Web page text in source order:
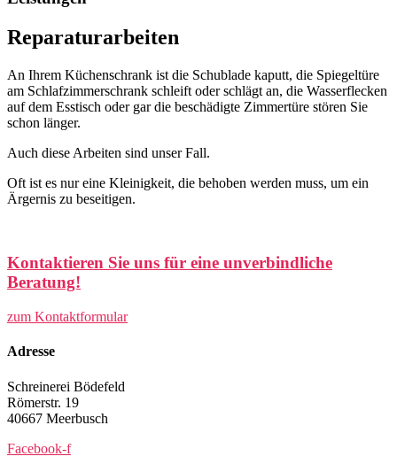
Reparaturarbeiten
An Ihrem Küchenschrank ist die Schublade kaputt, die Spiegeltüre
am Schlafzimmerschrank schleift oder schlägt an, die Wasserflecken
auf dem Esstisch oder gar die beschädigte Zimmertüre stören Sie
schon länger.
Auch diese Arbeiten sind unser Fall.
Oft ist es nur eine Kleinigkeit, die behoben werden muss, um ein
Ärgernis zu beseitigen.
Kontaktieren Sie uns für eine unverbindliche
Beratung!
zum Kontaktformular
Adresse
Schreinerei Bödefeld
Römerstr. 19
40667 Meerbusch
Facebook-f